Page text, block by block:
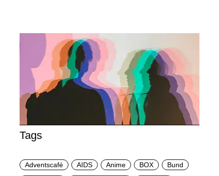
Tags
Adventscafé AIDS Anime BOX Bund